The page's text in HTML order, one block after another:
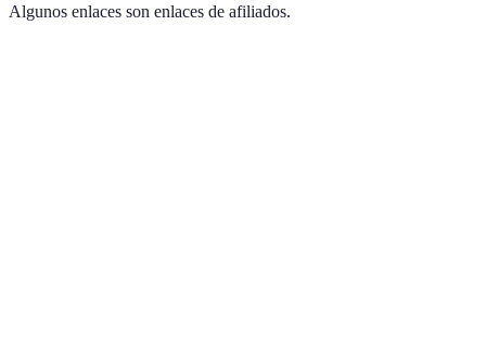
Algunos enlaces son enlaces de afiliados.